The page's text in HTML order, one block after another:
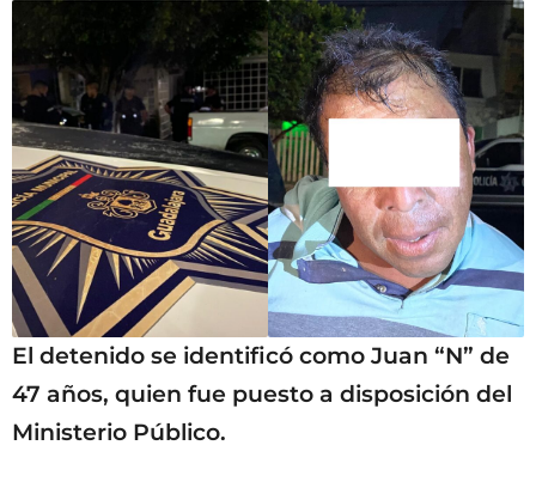
El detenido se identificó como Juan “N” de
47 años, quien fue puesto a disposición del
Ministerio Público.